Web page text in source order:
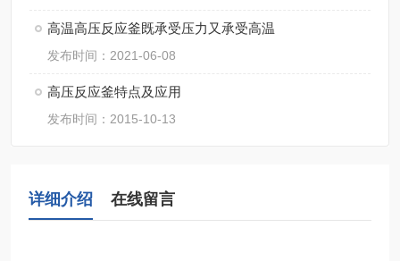
高温高压反应釜既承受压力又承受高温
发布时间：2021-06-08
高压反应釜特点及应用
发布时间：2015-10-13
详细介绍 在线留言